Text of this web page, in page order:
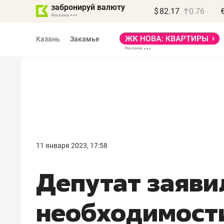
забронируй валюту $ 82.17 0.76
Казань Закамье
11 января 2023, 17:58
Депутатправил, бизнес может
потерять минимум